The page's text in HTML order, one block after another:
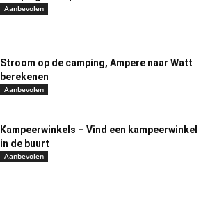
Aanbevolen
Stroom op de camping, Ampere naar Watt
berekenen
Aanbevolen
Kampeerwinkels – Vind een kampeerwinkel
in de buurt
Aanbevolen